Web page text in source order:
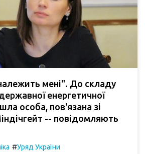
мені". До складу
енергетичної
особа, пов'язана зі
-- повідомляють
#Уряд України